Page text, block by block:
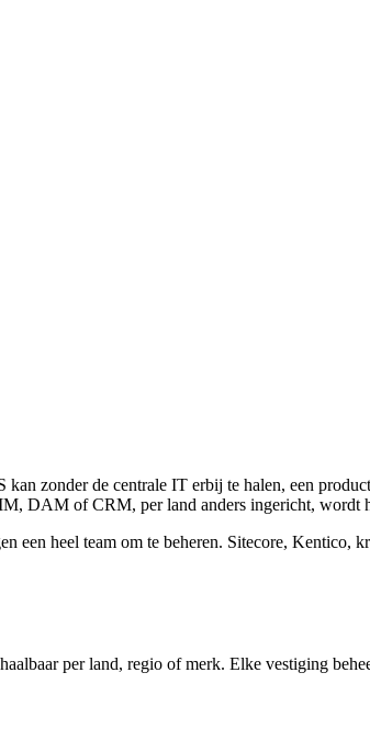
zonder de centrale IT erbij te halen, een
DAM of CRM, per land anders ingericht, wordt
een heel team om te beheren. Sitecore, Kentico,
per land, regio of merk. Elke vestiging